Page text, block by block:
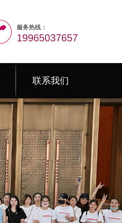
服务热线：
19965037657
联系我们